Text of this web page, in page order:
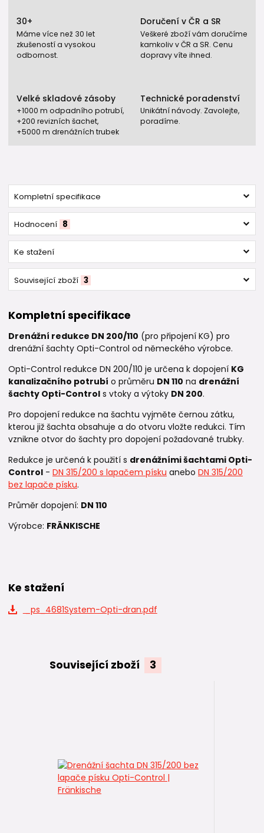
30+
Máme více než 30 let
zkušeností a vysokou
odbornost.
Doručení v ČR a SR
Veškeré zboží vám doručíme
kamkoliv v ČR a SR. Cenu
dopravy víte ihned.
Velké skladové zásoby
+1000 m odpadního potrubí,
+200 revizních šachet,
+5000 m drenážních trubek
Technické poradenství
Unikátní návody. Zavolejte,
poradíme.
Kompletní specifikace
Hodnocení 8
Ke stažení
Související zboží 3
Kompletní specifikace
Drenážní redukce DN 200/110 (pro připojení KG) pro
drenážní šachty Opti-Control od německého výrobce.
Opti-Control redukce DN 200/110 je určena k dopojení KG
kanalizačního potrubí o průměru DN 110 na drenážní
šachty Opti-Control s vtoky a výtoky DN 200.
Pro dopojení redukce na šachtu vyjměte černou zátku,
kterou již šachta obsahuje a do otvoru vložte redukci. Tím
vznikne otvor do šachty pro dopojení požadované trubky.
Redukce je určená k použití s drenážními šachtami Opti-
Control - DN 315/200 s lapačem písku anebo DN 315/200
bez lapače písku.
Průměr dopojení: DN 110
Výrobce: FRÄNKISCHE
Ke stažení
_ps_4681System-Opti-dran.pdf
Související zboží 3